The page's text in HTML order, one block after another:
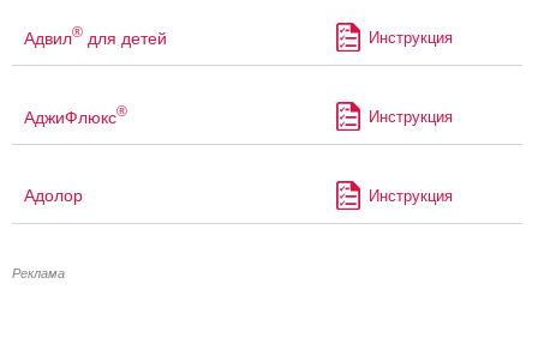
Адвил® для детей Инструкция
АджиФлюкс® Инструкция
Адолор Инструкция
Реклама